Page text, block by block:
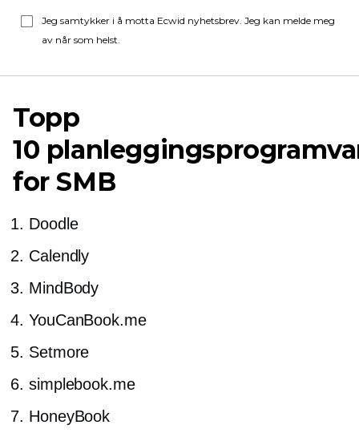
Jeg samtykker i å motta Ecwid nyhetsbrev. Jeg kan melde meg
av når som helst.
Topp
10
for SMB
Doodle
Calendly
MindBody
YouCanBook.me
Setmore
simplebook.me
HoneyBook